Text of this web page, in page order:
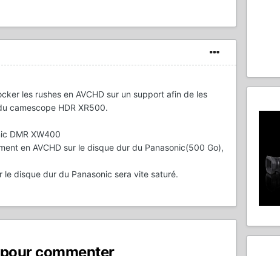
les rushes en AVCHD sur un support afin de les
camescope HDR XR500.
DMR XW400
en AVCHD sur le disque dur du Panasonic(500 Go),
disque dur du Panasonic sera vite saturé.
commenter